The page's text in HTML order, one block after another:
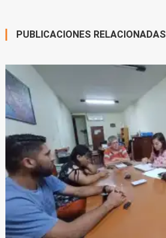
PUBLICACIONES RELACIONADAS